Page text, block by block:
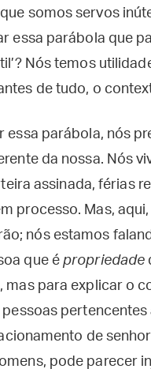
somos servos
essa parábola que
Nós temos
de tudo, o
essa parábola, nós
da nossa. Nós
assinada, férias
processo. Mas,
nós estamos
que épropriedade
mas para explicar o
de
pode parecer